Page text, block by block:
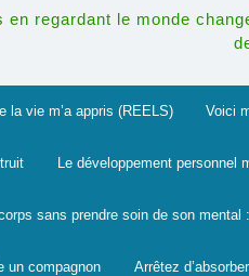
en regardant le monde
la vie m’a appris (REELS) Voici
Le développement personnel
sans prendre soin de son mental
un compagnon Arrêtez